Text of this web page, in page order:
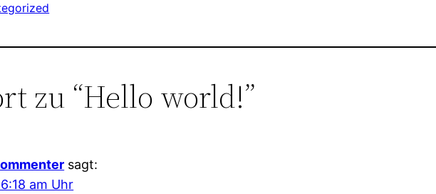
zu “Hello world!”
sagt:
am Uhr